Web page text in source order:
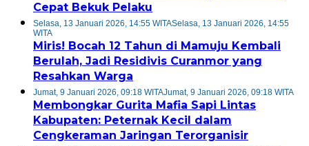
Cepat Bekuk Pelaku
Selasa, 13 Januari 2026, 14:55 WITASelasa, 13 Januari 2026, 14:55
WITA
Miris! Bocah 12 Tahun di Mamuju Kembali
Berulah, Jadi Residivis Curanmor yang
Resahkan Warga
Jumat, 9 Januari 2026, 09:18 WITAJumat, 9 Januari 2026, 09:18 WITA
Membongkar Gurita Mafia Sapi Lintas
Kabupaten: Peternak Kecil dalam
Cengkeraman Jaringan Terorganisir